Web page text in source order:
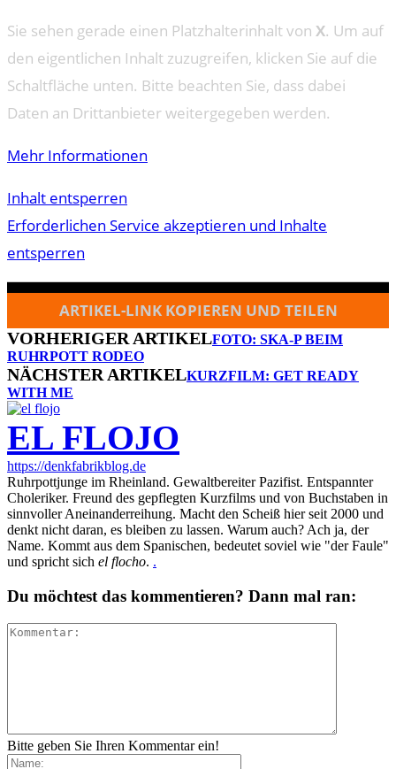
Sie sehen gerade einen Platzhalterinhalt von X. Um auf
den eigentlichen Inhalt zuzugreifen, klicken Sie auf die
Schaltfläche unten. Bitte beachten Sie, dass dabei
Daten an Drittanbieter weitergegeben werden.
Mehr Informationen
Inhalt entsperren
Erforderlichen Service akzeptieren und Inhalte
entsperren
ARTIKEL-LINK KOPIEREN UND TEILEN
VORHERIGER ARTIKELFOTO: SKA-P BEIM
RUHRPOTT RODEO
NÄCHSTER ARTIKELKURZFILM: GET READY
WITH ME
EL FLOJO
https://denkfabrikblog.de
Ruhrpottjunge im Rheinland. Gewaltbereiter Pazifist. Entspannter
Choleriker. Freund des gepflegten Kurzfilms und von Buchstaben in
sinnvoller Aneinanderreihung. Macht den Scheiß hier seit 2000 und
denkt nicht daran, es bleiben zu lassen. Warum auch? Ach ja, der
Name. Kommt aus dem Spanischen, bedeutet soviel wie "der Faule"
und spricht sich el flocho. .
Du möchtest das kommentieren? Dann mal ran:
Bitte geben Sie Ihren Kommentar ein!